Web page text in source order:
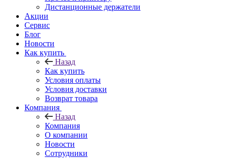
Дистанционные держатели
Акции
Сервис
Блог
Новости
Как купить
Назад
Как купить
Условия оплаты
Условия доставки
Возврат товара
Компания
Назад
Компания
О компании
Новости
Сотрудники